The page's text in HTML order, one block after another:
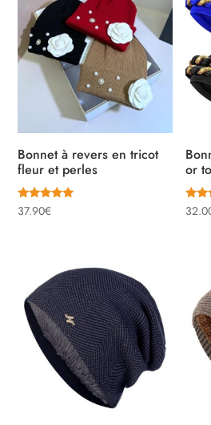
Bonnet à revers en tricot
fleur et perles
Note
5.00
37.90€
or
Note
5.00